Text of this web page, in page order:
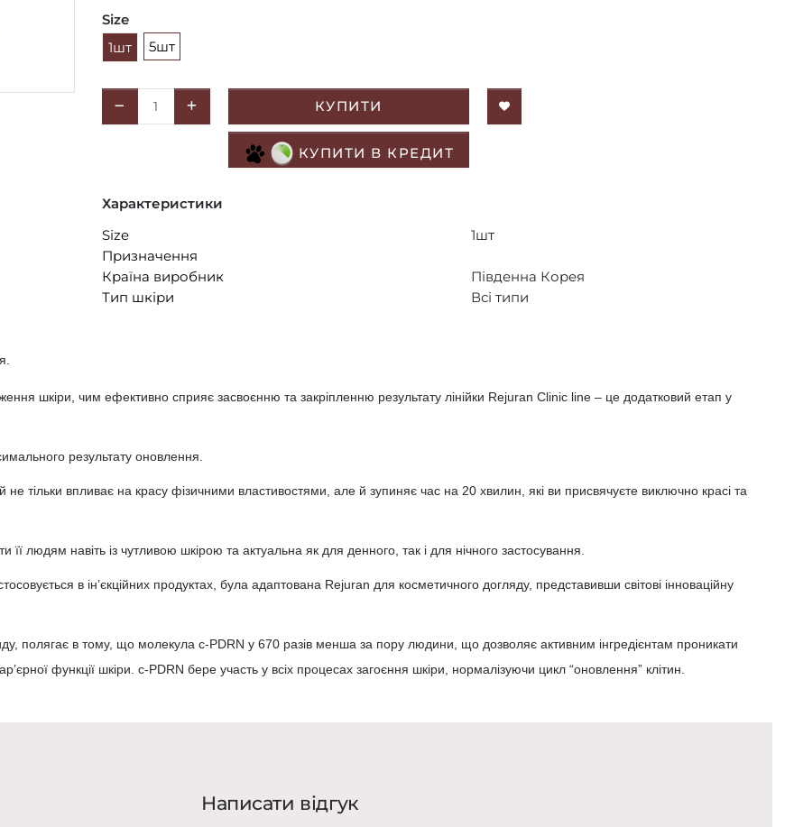
Size
1шт
5шт
КУПИТИ
КУПИТИ В КРЕДИТ
Характеристики
Size
1шт
Призначення
Країна виробник
Південна Корея
Тип шкіри
Всі типи
шкіри, чим ефективно сприяє засвоєнню та закріпленню результату лінійки Rejuran Clinic line – це додатковий етап у
результату оновлення.
тільки впливає на красу фізичними властивостями, але й зупиняє час на 20 хвилин, які ви присвячуєте виключно красі та
людям навіть із чутливою шкірою та актуальна як для денного, так і для нічного застосування.
в ін’єкційних продуктах, була адаптована Rejuran для косметичного догляду, представивши світові інноваційну
полягає в тому, що молекула c-PDRN у 670 разів менша за пору людини, що дозволяє активним інгредієнтам проникати
функції шкіри. c-PDRN бере участь у всіх процесах загоєння шкіри, нормалізуючи цикл “оновлення” клітин.
Написати відгук